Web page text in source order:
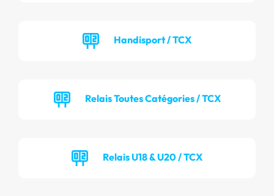
Handisport / TCX
Relais Toutes Catégories / TCX
Relais U18 & U20 / TCX